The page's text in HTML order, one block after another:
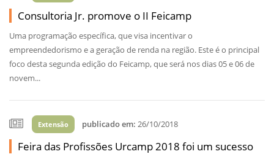
Consultoria Jr. promove o II Feicamp
Uma programação específica, que visa incentivar o
empreendedorismo e a geração de renda na região. Este é o principal
foco desta segunda edição do Feicamp, que será nos dias 05 e 06 de
novem...
Extensão publicado em: 26/10/2018
Feira das Profissões Urcamp 2018 foi um sucesso